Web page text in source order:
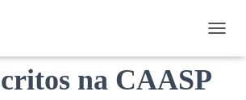
GoCare
na CAASP